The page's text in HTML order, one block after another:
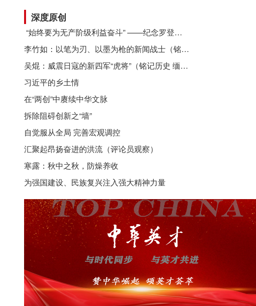
深度原创
​ “始终要为无产阶级利益奋斗” ——纪念罗登贤同志诞辰120周年
李竹如：以笔为刃、以墨为枪的新闻战士（铭记历史 缅怀先烈·抗日英雄）
吴焜：威震日寇的新四军“虎将”（铭记历史 缅怀先烈·抗日英雄）
习近平的乡土情
在“两创”中赓续中华文脉
拆除阻碍创新之“墙”
自觉服从全局 完善宏观调控
汇聚起昂扬奋进的洪流（评论员观察）
寒露：秋中之秋，防燥养收
为强国建设、民族复兴注入强大精神力量